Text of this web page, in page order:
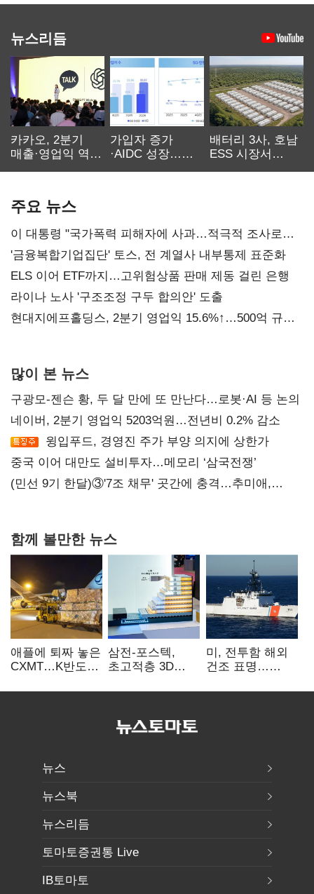
뉴스리듬
카카오, 2분기
매출·영업익 역대
가입자 증가
·AIDC 성장…
배터리 3사, 호남
ESS 시장서
주요 뉴스
이 대통령 "국가폭력 피해자에 사과…적극적 조사로
진실 밝혀야"
'금융복합기업집단' 토스, 전 계열사 내부통제 표준화
ELS 이어 ETF까지…고위험상품 판매 제동 걸린 은행
라이나 노사 '구조조정 구두 합의안' 도출
현대지에프홀딩스, 2분기 영업익 15.6%↑…500억 규모
많이 본 뉴스
구광모-젠슨 황, 두 달 만에 또 만난다…로봇·AI 등 논의
네이버, 2분기 영업익 5203억원…전년비 0.2% 감소
윙입푸드, 경영진 주가 부양 의지에 상한가
중국 이어 대만도 설비투자…메모리 ‘삼국전쟁’
(민선 9기 한달)③'7조 채무' 곳간에 충격…추미애,
함께 볼만한 뉴스
애플에 퇴짜 놓은
CXMT…K반도체
삼전-포스텍,
초고적층 3D
성능·전력효율
미, 전투함 해외
건조 표명…
‘청신호’
뉴스
뉴스북
뉴스리듬
토마토증권통 Live
IB토마토